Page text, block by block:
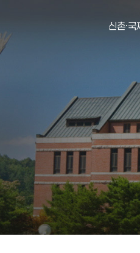
신촌·
검색